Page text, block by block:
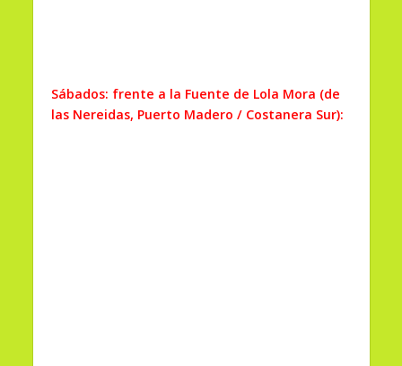
Sábados: frente a la Fuente de Lola Mora (de
las Nereidas, Puerto Madero / Costanera Sur):